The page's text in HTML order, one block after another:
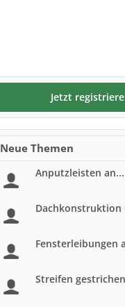
Jetzt
Neue Themen
Anputzleisten an...
Dachkonstruktion
Fensterleibungen
Streifen